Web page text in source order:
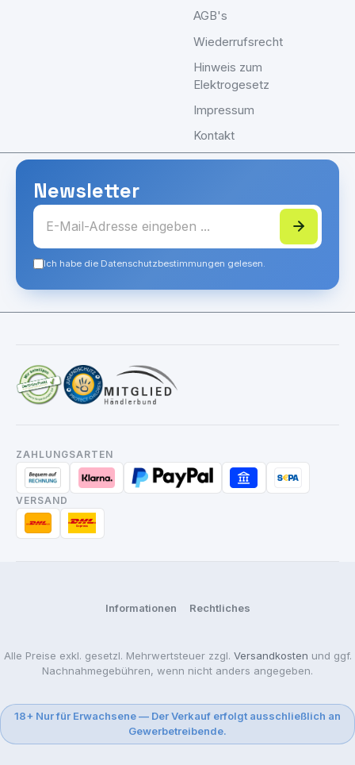
AGB's
Wiederrufsrecht
Hinweis zum
Elektrogesetz
Impressum
Kontakt
Newsletter
Ich habe die Datenschutzbestimmungen gelesen.
ZAHLUNGSARTEN
VERSAND
Informationen Rechtliches
Alle Preise exkl. gesetzl. Mehrwertsteuer zzgl. Versandkosten und ggf.
Nachnahmegebühren, wenn nicht anders angegeben.
18+ Nur für Erwachsene — Der Verkauf erfolgt ausschließlich an
Gewerbetreibende.